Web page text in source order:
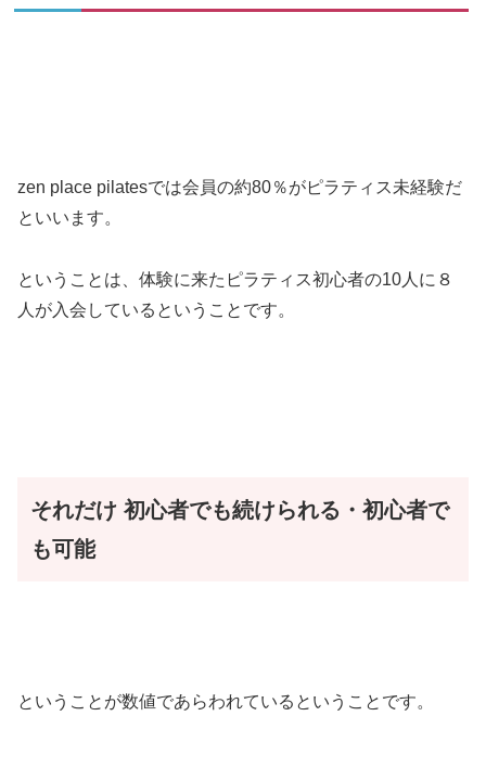
zen place pilatesでは会員の約80％がピラティス未経験だ
といいます。
ということは、体験に来たピラティス初心者の10人に８
人が入会しているということです。
それだけ 初心者でも続けられる・初心者で
も可能
ということが数値であらわれているということです。